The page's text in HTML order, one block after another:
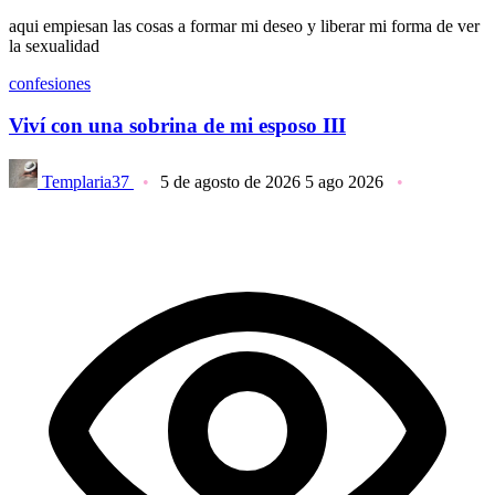
aqui empiesan las cosas a formar mi deseo y liberar mi forma de ver
la sexualidad
confesiones
Viví con una sobrina de mi esposo III
Templaria37 5 de agosto de 2026 5 ago 2026